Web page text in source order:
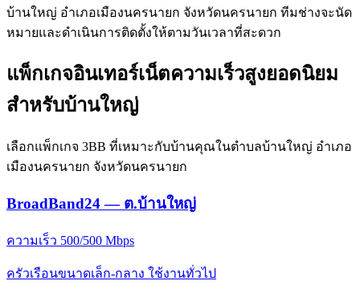
บ้านใหญ่ อำเภอเมืองนครนายก จังหวัดนครนายก ทีมช่างจะนัด
หมายและดำเนินการติดตั้งให้ตามวันเวลาที่สะดวก
แพ็กเกจอินเทอร์เน็ตความเร็วสูงยอดนิยม
สำหรับบ้านใหญ่
เลือกแพ็กเกจ 3BB ที่เหมาะกับบ้านคุณในตำบลบ้านใหญ่ อำเภอ
เมืองนครนายก จังหวัดนครนายก
BroadBand24 — ต.บ้านใหญ่
ความเร็ว 500/500 Mbps
ครัวเรือนขนาดเล็ก-กลาง ใช้งานทั่วไป